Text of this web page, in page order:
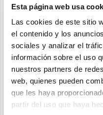
Esta página web usa
Las cookies de este sitio
el contenido y los
sociales y analizar el
información sobre el uso
nuestros partners de
web, quienes pueden
que les haya
partir del uso que haya
Potencia máx :2,5 kW
Disponible en la
calor). En ausencia
condensación, es
máquina, en fase
versión "SOLO
función calefacción.
necesario, también